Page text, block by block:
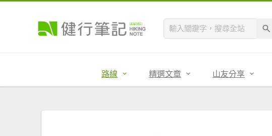
路線 精選文章 山友分享